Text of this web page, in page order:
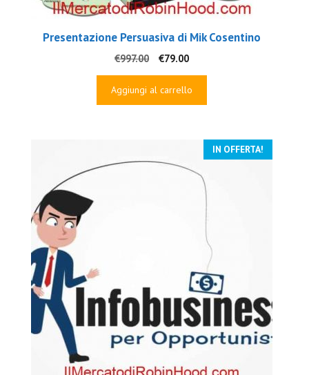
Presentazione Persuasiva di Mik Cosentino
€997.00
Il
prezzo
originale
€79.00Il
prezzo
attuale
Aggiungi al carrello
IN OFFERTA!